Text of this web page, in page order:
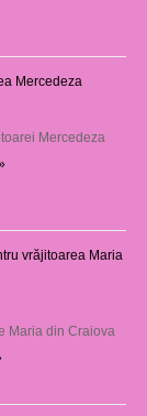
Mercedeza
Mercedeza
vrăjitoarea Maria
Maria din Craiova